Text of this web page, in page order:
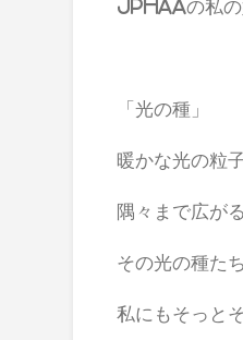
JPHAAの私の
「光の種」
暖かな光の粒
隅々まで広が
その光の種た
私にもそっと